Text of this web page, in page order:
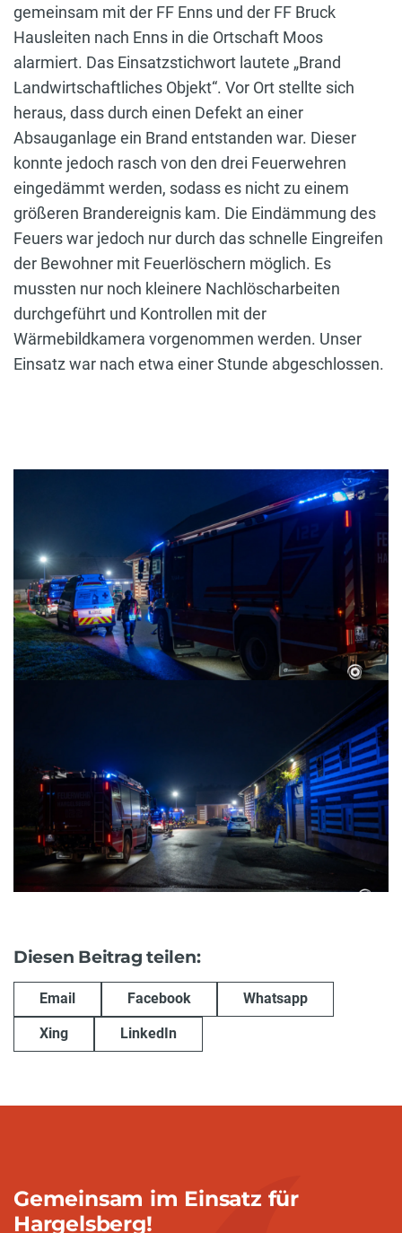
gemeinsam mit der FF Enns und der FF Bruck
Hausleiten nach Enns in die Ortschaft Moos
alarmiert. Das Einsatzstichwort lautete „Brand
Landwirtschaftliches Objekt“. Vor Ort stellte sich
heraus, dass durch einen Defekt an einer
Absauganlage ein Brand entstanden war. Dieser
konnte jedoch rasch von den drei Feuerwehren
eingedämmt werden, sodass es nicht zu einem
größeren Brandereignis kam. Die Eindämmung des
Feuers war jedoch nur durch das schnelle Eingreifen
der Bewohner mit Feuerlöschern möglich. Es
mussten nur noch kleinere Nachlöscharbeiten
durchgeführt und Kontrollen mit der
Wärmebildkamera vorgenommen werden. Unser
Einsatz war nach etwa einer Stunde abgeschlossen.
Diesen Beitrag teilen:
Email Facebook Whatsapp
Xing LinkedIn
Gemeinsam im Einsatz für
Hargelsberg!